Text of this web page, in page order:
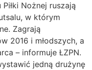
Nożnej ruszają
w którym
Zagrają
2016 i młodszych, a
– informuje ŁZPN.
jedną drużynę